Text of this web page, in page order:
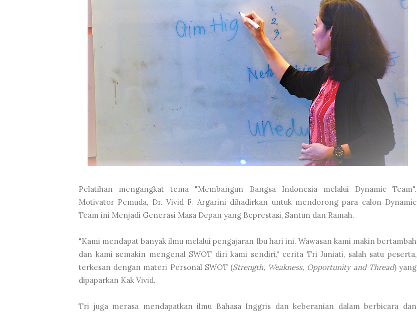
Pelatihan mengangkat tema "Membangun Bangsa Indonesia melalui Dynamic Team".
Motivator Pemuda, Dr. Vivid F. Argarini dihadirkan untuk mendorong para calon Dynamic
Team ini Menjadi Generasi Masa Depan yang Beprestasi, Santun dan Ramah.
"Kami mendapat banyak ilmu melalui pengajaran Ibu hari ini. Wawasan kami makin bertambah
dan kami semakin mengenal SWOT diri kami sendiri," cerita Tri Juniati, salah satu peserta,
terkesan dengan materi Personal SWOT (Strength, Weakness, Opportunity and Thread) yang
dipaparkan Kak Vivid.
Tri juga merasa mendapatkan ilmu Bahasa Inggris dan keberanian dalam berbicara dan